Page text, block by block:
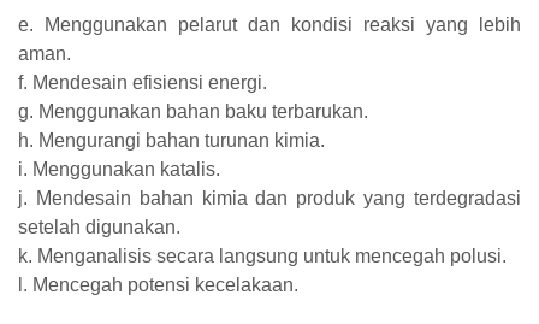
e. Menggunakan pelarut dan kondisi reaksi yang lebih
aman.
f. Mendesain efisiensi energi.
g. Menggunakan bahan baku terbarukan.
h. Mengurangi bahan turunan kimia.
i. Menggunakan katalis.
j. Mendesain bahan kimia dan produk yang terdegradasi
setelah digunakan.
k. Menganalisis secara langsung untuk mencegah polusi.
l. Mencegah potensi kecelakaan.